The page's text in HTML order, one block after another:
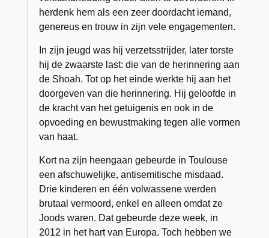
herdenk hem als een zeer doordacht iemand,
genereus en trouw in zijn vele engagementen.
In zijn jeugd was hij verzetsstrijder, later torste
hij de zwaarste last: die van de herinnering aan
de Shoah. Tot op het einde werkte hij aan het
doorgeven van die herinnering. Hij geloofde in
de kracht van het getuigenis en ook in de
opvoeding en bewustmaking tegen alle vormen
van haat.
Kort na zijn heengaan gebeurde in Toulouse
een afschuwelijke, antisemitische misdaad.
Drie kinderen en één volwassene werden
brutaal vermoord, enkel en alleen omdat ze
Joods waren. Dat gebeurde deze week, in
2012 in het hart van Europa. Toch hebben we